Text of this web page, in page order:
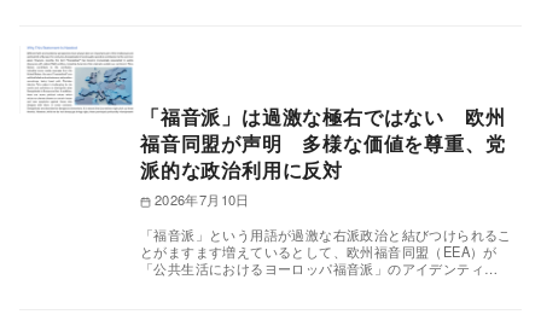
「福音派」は過激な極右ではない 欧州
福音同盟が声明 多様な価値を尊重、党
派的な政治利用に反対
2026年7月10日
「福音派」という用語が過激な右派政治と結びつけられるこ
とがますます増えているとして、欧州福音同盟（EEA）が
「公共生活におけるヨーロッパ福音派」のアイデンティ…